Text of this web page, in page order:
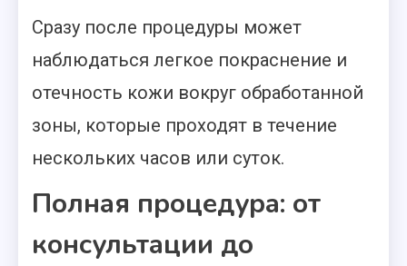
Сразу после процедуры может
наблюдаться легкое покраснение и
отечность кожи вокруг обработанной
зоны, которые проходят в течение
нескольких часов или суток.
Полная процедура: от
консультации до